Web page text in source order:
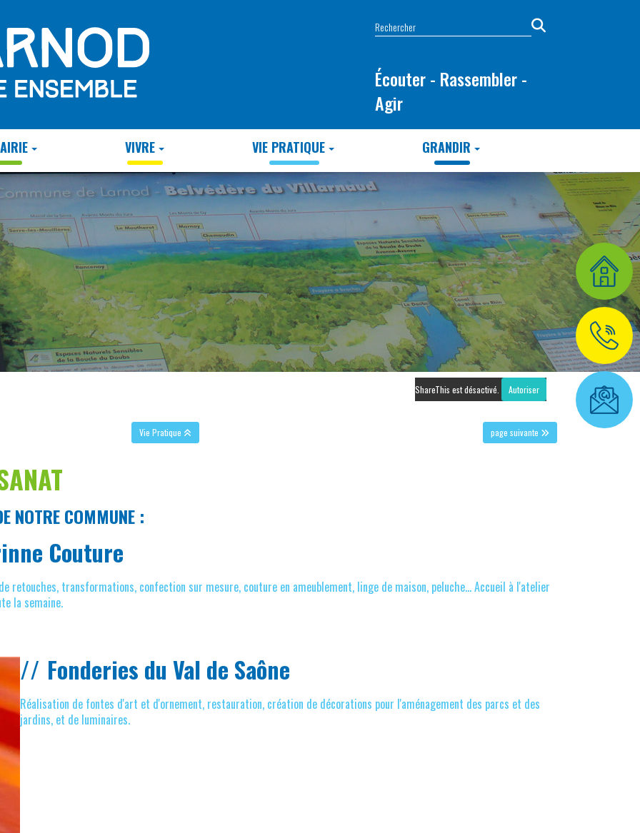
Écouter - Rassembler -
Agir
VIVRE VIE PRATIQUE GRANDIR
ShareThis est désactivé. Autoriser
Vie Pratique page suivante
NOTRE COMMUNE :
Couture
retouches, transformations, confection sur mesure, couture en ameublement, linge de maison, peluche... Accueil à l'atelier
la semaine.
Fonderies du Val de Saône
Réalisation de fontes d'art et d'ornement, restauration, création de décorations pour l'aménagement des parcs et des
jardins, et de luminaires.